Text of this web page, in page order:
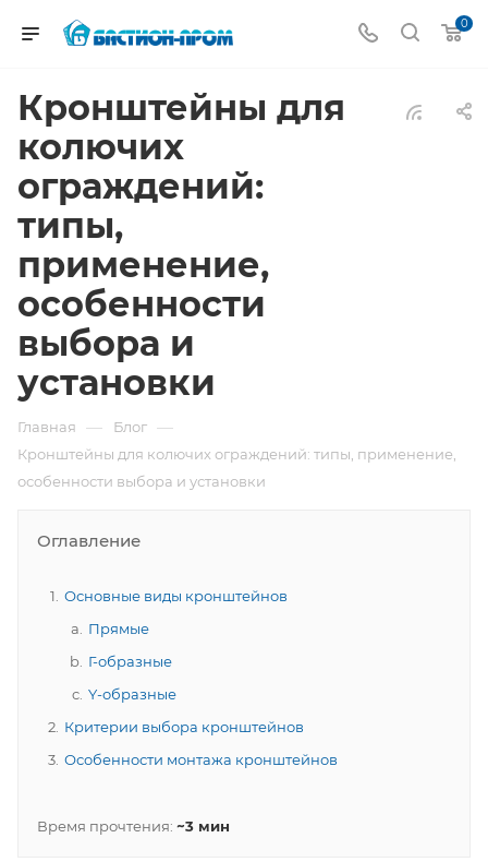
0
Кронштейны для
колючих
ограждений:
типы,
применение,
особенности
выбора и
установки
Главная — Блог —
Кронштейны для колючих ограждений: типы, применение,
особенности выбора и установки
Оглавление
Основные виды кронштейнов
Прямые
Г-образные
Y-образные
Критерии выбора кронштейнов
Особенности монтажа кронштейнов
Время прочтения: ~3 мин